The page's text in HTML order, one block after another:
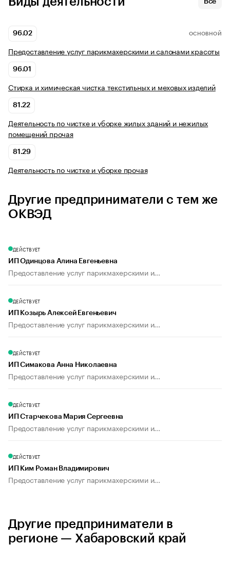
Все
96.02 ОСНОВНОЙ
Предоставление услуг парикмахерскими и салонами красоты
96.01
Стирка и химическая чистка текстильных и меховых изделий
81.22
Деятельность по чистке и уборке жилых зданий и нежилых
помещений прочая
81.29
Деятельность по чистке и уборке прочая
Другие предприниматели с тем же
ОКВЭД
ДЕЙСТВУЕТ
ИП Одинцова Алина Евгеньевна
Предоставление услуг парикмахерскими и...
ДЕЙСТВУЕТ
ИП Козырь Алексей Евгеньевич
Предоставление услуг парикмахерскими и...
ДЕЙСТВУЕТ
ИП Симакова Анна Николаевна
Предоставление услуг парикмахерскими и...
ДЕЙСТВУЕТ
ИП Старчекова Мария Сергеевна
Предоставление услуг парикмахерскими и...
ДЕЙСТВУЕТ
ИП Ким Роман Владимирович
Предоставление услуг парикмахерскими и...
Другие предприниматели в
регионе — Хабаровский край